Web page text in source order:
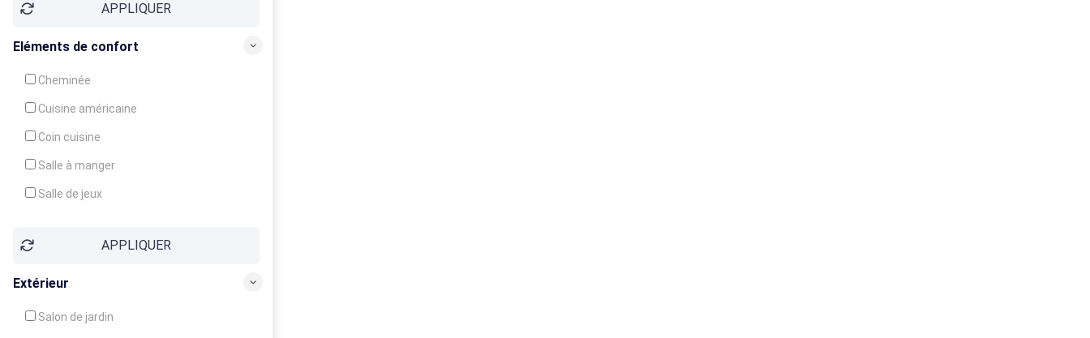
APPLIQUER
Eléments de confort
Cheminée
Cuisine américaine
Coin cuisine
Salle à manger
Salle de jeux
Balcon / Terrasse
APPLIQUER
Extérieur
Salon de jardin